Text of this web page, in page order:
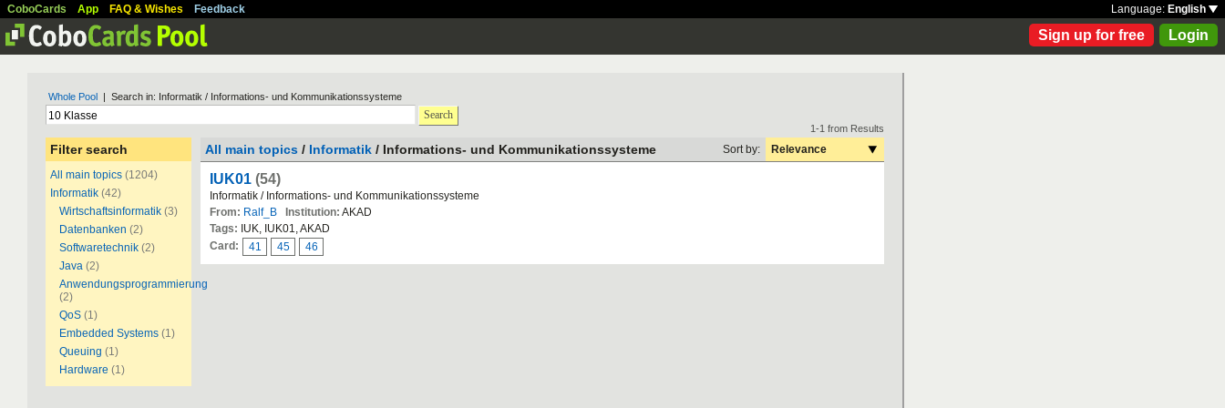
CoboCards App FAQ & Wishes Feedback Language: English
Sign up for free Login
Whole Pool | Search in: Informatik / Informations- und Kommunikationssysteme
Search
Filter search
All main topics (1204)
Informatik (42)
Wirtschaftsinformatik (3)
Datenbanken (2)
Softwaretechnik (2)
Java (2)
Anwendungsprogrammierung
(2)
QoS (1)
Embedded Systems (1)
Queuing (1)
Hardware (1)
1-1 from Results
All main topics / Informatik / Informations- und Kommunikationssysteme Sort by: Relevance
IUK01 (54)
Informatik / Informations- und Kommunikationssysteme
From: Ralf_B Institution: AKAD
Tags: IUK, IUK01, AKAD
Card:
41 45 46